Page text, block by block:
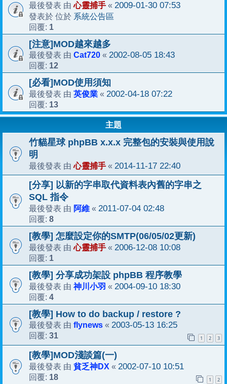
最後發表 由心靈捕手 « 2009-01-30 07:53
發表於 位於 系統公告區
回覆: 1
[注意]MOD越來越多
最後發表 由 Cat720 « 2002-08-05 18:43
回覆: 12
[必看]MOD使用須知
最後發表 由 英俊業 « 2002-04-18 07:22
回覆: 13
主題
竹貓星球 phpBB x.x.x 完整包的安裝與使用說
明
最後發表 由心靈捕手 « 2014-11-17 22:40
[分享] 以新的字串取代資料表內舊的字串之
SQL 指令
最後發表 由 阿維 « 2011-07-04 02:48
回覆: 8
[教學] 怎麼設定你的SMTP(06/05/02更新)
最後發表 由心靈捕手 « 2006-12-08 10:08
回覆: 1
[教學] 分享成功架設 phpBB 程序教學
最後發表 由 神川小羽 « 2004-09-10 18:30
回覆: 4
[教學] How to do backup / restore ?
最後發表 由 flynews « 2003-05-13 16:25
回覆: 31 1 2 3
[教學]MOD淺談篇(一)
最後發表 由 貧乏神DX « 2002-07-10 10:51
回覆: 18 1 2